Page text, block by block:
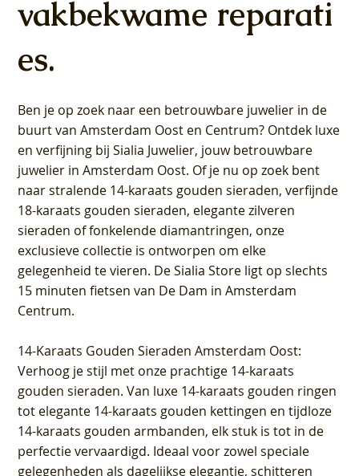
vakbekwame reparati
es.
Ben je op zoek naar een betrouwbare juwelier in de
buurt van Amsterdam Oost en Centrum? Ontdek luxe
en verfijning bij Sialia Juwelier, jouw betrouwbare
juwelier in Amsterdam Oost. Of je nu op zoek bent
naar stralende 14-karaats gouden sieraden, verfijnde
18-karaats gouden sieraden, elegante zilveren
sieraden of fonkelende diamantringen, onze
exclusieve collectie is ontworpen om elke
gelegenheid te vieren. De Sialia Store ligt op slechts
15 minuten fietsen van De Dam in Amsterdam
Centrum.
14-Karaats Gouden Sieraden Amsterdam Oost:
Verhoog je stijl met onze prachtige 14-karaats
gouden sieraden. Van luxe 14-karaats gouden ringen
tot elegante 14-karaats gouden kettingen en tijdloze
14-karaats gouden armbanden, elk stuk is tot in de
perfectie vervaardigd. Ideaal voor zowel speciale
gelegenheden als dagelijkse elegantie, schitteren